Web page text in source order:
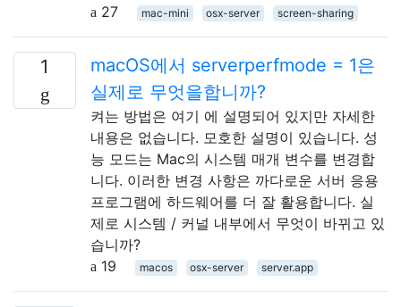
27
mac-mini osx-server screen-sharing
1
macOS에서 serverperfmode = 1은
실제로 무엇을합니까?
켜는 방법은 여기 에 설명되어 있지만 자세한
내용은 없습니다. 모호한 설명이 있습니다. 성
능 모드는 Mac의 시스템 매개 변수를 변경합
니다. 이러한 변경 사항은 까다로운 서버 응용
프로그램에 하드웨어를 더 잘 활용합니다. 실
제로 시스템 / 커널 내부에서 무엇이 바뀌고 있
습니까?
19
macos osx-server server.app